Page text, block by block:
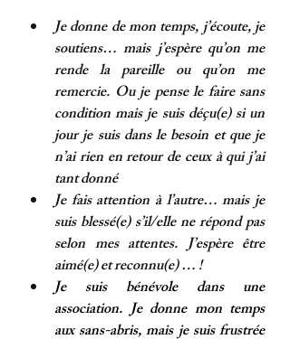
Je donne de mon temps, j’écoute, je
soutiens… mais j’espère qu’on me
rende la pareille ou qu’on me
remercie. Ou je pense le faire sans
condition mais je suis déçu(e) si un
jour je suis dans le besoin et que je
n’ai rien en retour de ceux à qui j’ai
tant donné
Je fais attention à l’autre… mais je
suis blessé(e) s’il/elle ne répond pas
selon mes attentes. J’espère être
aimé(e) et reconnu(e) … !
Je suis bénévole dans une
association. Je donne mon temps
aux sans-abris, mais je suis frustrée